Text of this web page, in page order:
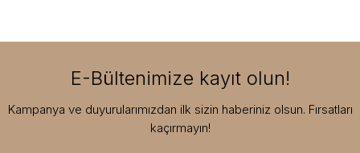
E-Bültenimize kayıt olun!
Kampanya ve duyurularımızdan ilk sizin haberiniz olsun. Fırsatları
kaçırmayın!